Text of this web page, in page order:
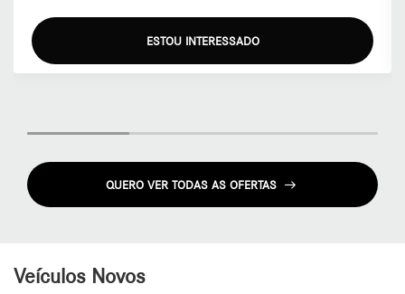
ESTOU INTERESSADO
QUERO VER TODAS AS OFERTAS
Veículos Novos